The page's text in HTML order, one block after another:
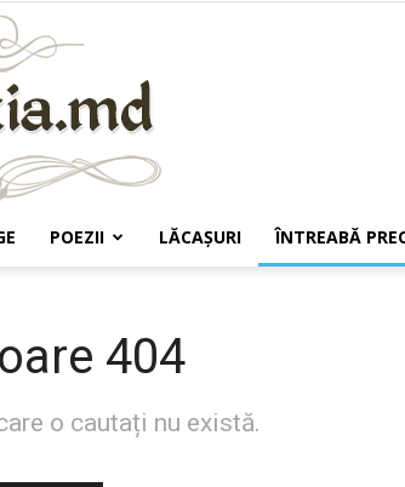
POEZII LĂCAŞURI ÎNTREABĂ
404
o cautați nu există.